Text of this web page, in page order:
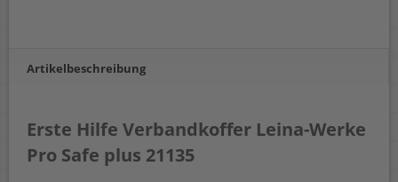
Artikelbeschreibung
Erste Hilfe Verbandkoffer Leina-Werke
Pro Safe plus 21135